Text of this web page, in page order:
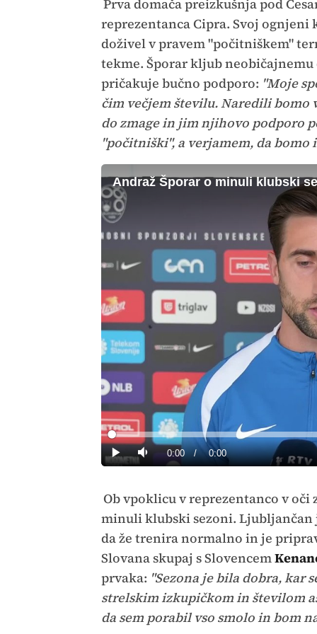
Prva domača preizkušnja pod
reprezentanca Cipra. Svoj
doživel v pravem "počitniškem"
tekme. Šporar kljub
pričakuje bučno podporo: "Moje
čim večjem številu. Naredili bomo
do zmage in jim njihovo podporo
"počitniški", a verjamem, da
PredvajajTiho Current
0:00 / Duration
0:00
Loaded:
0%
Ob vpoklicu v reprezentanco v oči
minuli klubski sezoni. Ljubljančan
da že trenira normalno in je
Slovana skupaj s Slovencem
prvaka: "Sezona je bila dobra, kar
strelskim izkupičkom in številom
da sem porabil vso smolo in bom